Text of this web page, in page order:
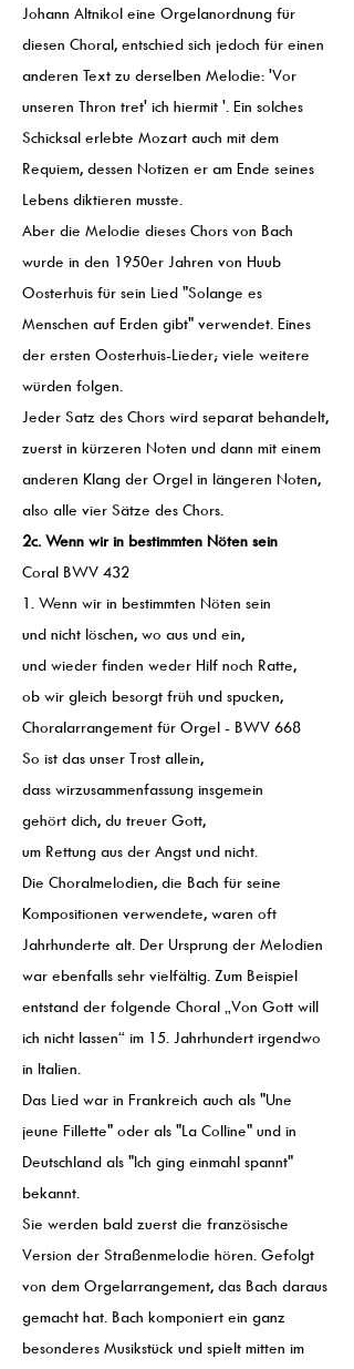
Johann Altnikol eine Orgelanordnung für
diesen Choral, entschied sich jedoch für einen
anderen Text zu derselben Melodie: 'Vor
unseren Thron tret' ich hiermit '. Ein solches
Schicksal erlebte Mozart auch mit dem
Requiem, dessen Notizen er am Ende seines
Lebens diktieren musste.
Aber die Melodie dieses Chors von Bach
wurde in den 1950er Jahren von Huub
Oosterhuis für sein Lied "Solange es
Menschen auf Erden gibt" verwendet. Eines
der ersten Oosterhuis-Lieder; viele weitere
würden folgen.
Jeder Satz des Chors wird separat behandelt,
zuerst in kürzeren Noten und dann mit einem
anderen Klang der Orgel in längeren Noten,
also alle vier Sätze des Chors.
2c. Wenn wir in bestimmten Nöten sein
Coral BWV 432
1. Wenn wir in bestimmten Nöten sein
und nicht löschen, wo aus und ein,
und wieder finden weder Hilf noch Ratte,
ob wir gleich besorgt früh und spucken,
Choralarrangement für Orgel - BWV 668
So ist das unser Trost allein,
dass wirzusammenfassung insgemein
gehört dich, du treuer Gott,
um Rettung aus der Angst und nicht.
Die Choralmelodien, die Bach für seine
Kompositionen verwendete, waren oft
Jahrhunderte alt. Der Ursprung der Melodien
war ebenfalls sehr vielfältig. Zum Beispiel
entstand der folgende Choral „Von Gott will
ich nicht lassen“ im 15. Jahrhundert irgendwo
in Italien.
Das Lied war in Frankreich auch als "Une
jeune Fillette" oder als "La Colline" und in
Deutschland als "Ich ging einmahl spannt"
bekannt.
Sie werden bald zuerst die französische
Version der Straßenmelodie hören. Gefolgt
von dem Orgelarrangement, das Bach daraus
gemacht hat. Bach komponiert ein ganz
besonderes Musikstück und spielt mitten im